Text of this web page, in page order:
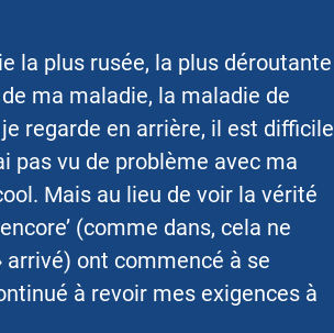
la plus rusée, la plus déroutante
ma maladie, la maladie de
regarde en arrière, il est difficile
pas vu de problème avec ma
Mais au lieu de voir la vérité
(comme dans, cela ne
arrivé) ont commencé à se
à revoir mes exigences à